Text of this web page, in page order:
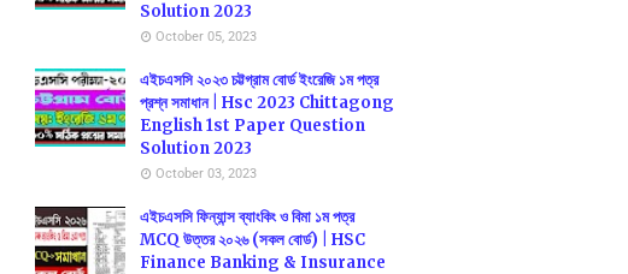
Solution 2023
October 05, 2023
এইচএসসি ২০২৩ চট্টগ্রাম বোর্ড ইংরেজি ১ম পত্র
প্রশ্ন সমাধান | Hsc 2023 Chittagong
English 1st Paper Question
Solution 2023
October 03, 2023
এইচএসসি ফিন্যান্স ব্যাংকিং ও বিমা ১ম পত্র
MCQ উত্তর ২০২৬ (সকল বোর্ড) | HSC
Finance Banking & Insurance